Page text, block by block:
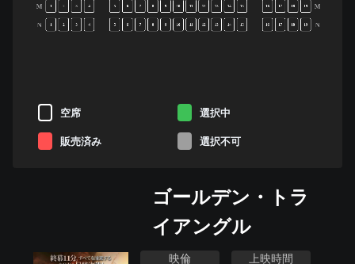
M
N
M
N
1 2 3 4 5 6 7 8 9 10 11 12 13 14 15 16 17 18 19
1 2 3 4 5 6 7 8 9 10 12 13 14 15 16 17 18 19
空席 選択中
販売済み 選択不可
ゴールデン・トラ
イアングル
映倫 上映時間